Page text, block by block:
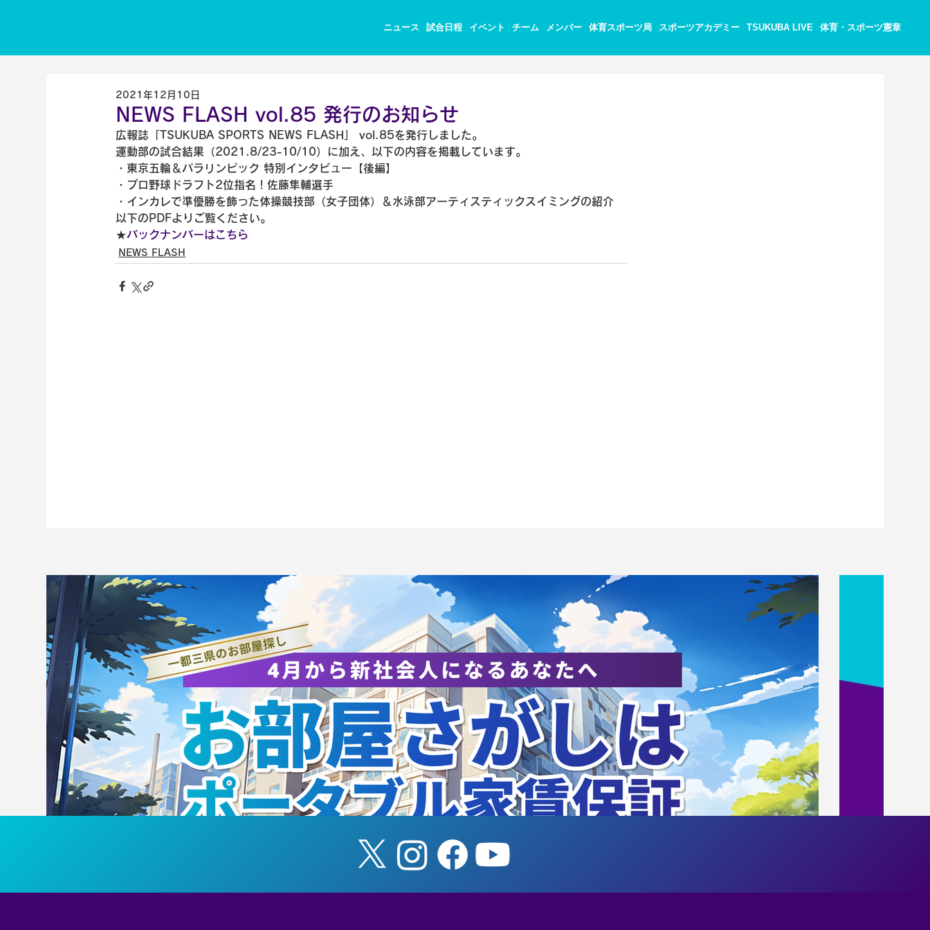
ニュース 試合日程 イベント チーム メンバー 体育スポーツ局 スポーツアカデミー TSUKUBA LIVE 体育・スポーツ憲章
NEWS FLASH vol.85 発行のお知らせ
2021年12月10日
広報誌「TSUKUBA SPORTS NEWS FLASH」 vol.85を発行しました。
運動部の試合結果（2021.8/23-10/10）に加え、以下の内容を掲載しています。
・東京五輪＆パラリンピック 特別インタビュー【後編】
・プロ野球ドラフト2位指名！佐藤隼輔選手
・インカレで準優勝を飾った体操競技部（女子団体）＆水泳部アーティスティックスイミングの紹介
以下のPDFよりご覧ください。
★バックナンバーはこちら
NEWS FLASH
パリ2024大会出場 永瀬選
手・瀬戸選手・木村選手が紫
綬褒章受章